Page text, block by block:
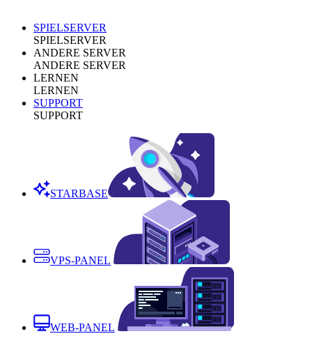
SPIELSERVER
SPIELSERVER
ANDERE SERVER
ANDERE SERVER
LERNEN
LERNEN
SUPPORT
SUPPORT
STARBASE
VPS-PANEL
WEB-PANEL